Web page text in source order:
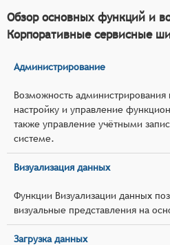
Обзор основных функций и
Корпоративные сервисные
Администрирование
Возможность администрирования
настройку и управление
также управление учётными
системе.
Визуализация данных
Функции Визуализации данных
визуальные представления на
Загрузка данных